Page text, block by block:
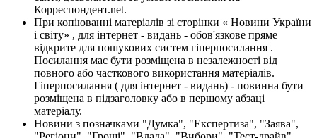
Корреспондент.net.
При копіюванні матеріалів зі сторінки « Новини України
і світу» , для інтернет - видань - обов'язкове пряме
відкрите для пошукових систем гіперпосилання .
Посилання має бути розміщена в незалежності від
повного або часткового використання матеріалів.
Гіперпосилання ( для інтернет - видань) - повинна бути
розміщена в підзаголовку або в першому абзаці
матеріалу.
Новини з позначками "Думка", "Експертиза", "Заява",